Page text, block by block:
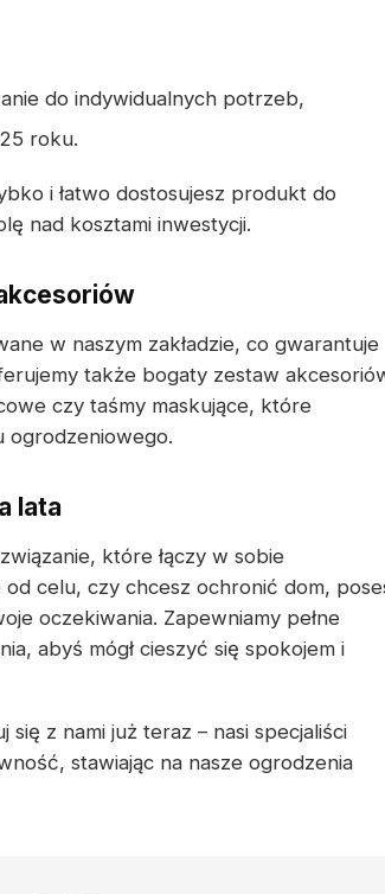
do indywidualnych potrzeb,
roku.
i łatwo dostosujesz produkt do
nad kosztami inwestycji.
w naszym zakładzie, co gwarantuje
także bogaty zestaw
czy taśmy maskujące, które
ogrodzeniowego.
lata
które łączy w sobie
celu, czy chcesz ochronić dom,
oczekiwania. Zapewniamy pełne
abyś mógł cieszyć się spokojem i
z nami już teraz – nasi specjaliści
stawiając na nasze ogrodzenia